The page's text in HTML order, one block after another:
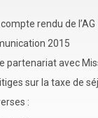
rendu de l’AG
2015
partenariat avec
sur la taxe de
: